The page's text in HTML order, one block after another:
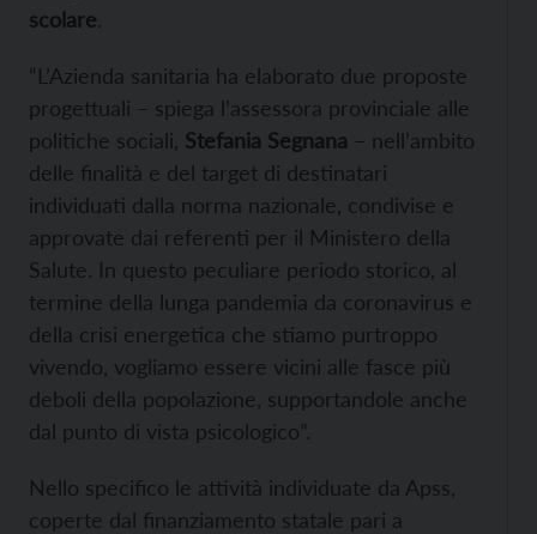
scolare.
“L’Azienda sanitaria ha elaborato due proposte
progettuali – spiega l’assessora provinciale alle
politiche sociali, Stefania Segnana – nell’ambito
delle finalità e del target di destinatari
individuati dalla norma nazionale, condivise e
approvate dai referenti per il Ministero della
Salute. In questo peculiare periodo storico, al
termine della lunga pandemia da coronavirus e
della crisi energetica che stiamo purtroppo
vivendo, vogliamo essere vicini alle fasce più
deboli della popolazione, supportandole anche
dal punto di vista psicologico”.
Nello specifico le attività individuate da Apss,
coperte dal finanziamento statale pari a